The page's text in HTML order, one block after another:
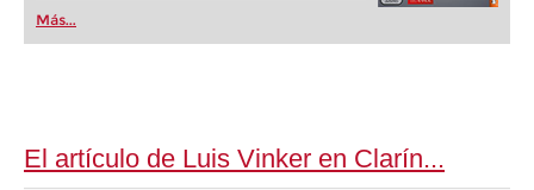
Más...
El artículo de Luis Vinker en Clarín...